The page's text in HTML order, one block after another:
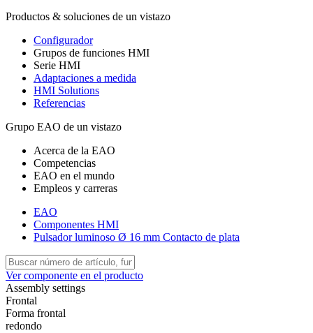
Productos & soluciones de un vistazo
Configurador
Grupos de funciones HMI
Serie HMI
Adaptaciones a medida
HMI Solutions
Referencias
Grupo EAO de un vistazo
Acerca de la EAO
Competencias
EAO en el mundo
Empleos y carreras
EAO
Componentes HMI
Pulsador luminoso Ø 16 mm Contacto de plata
Ver componente en el producto
Assembly settings
Frontal
Forma frontal
redondo